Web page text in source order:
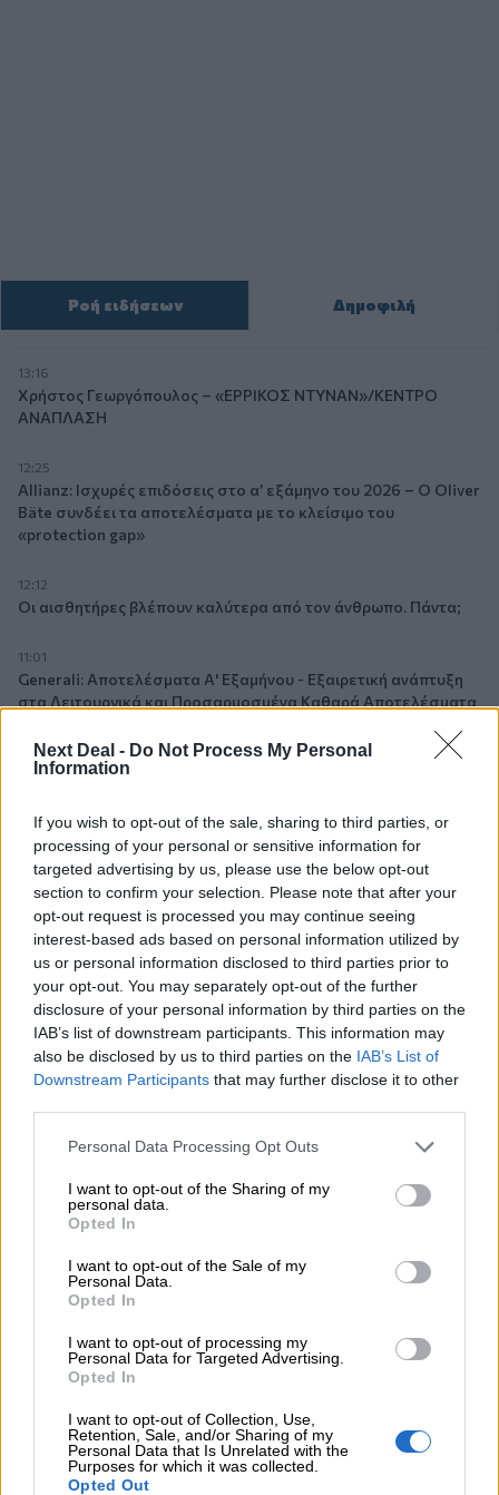
Next Deal - Do Not Process My Personal
Information
If you wish to opt-out of the sale, sharing to third parties, or
processing of your personal or sensitive information for
targeted advertising by us, please use the below opt-out
section to confirm your selection. Please note that after your
opt-out request is processed you may continue seeing
interest-based ads based on personal information utilized by
us or personal information disclosed to third parties prior to
your opt-out. You may separately opt-out of the further
disclosure of your personal information by third parties on the
IAB’s list of downstream participants. This information may
also be disclosed by us to third parties on the IAB’s List of
Downstream Participants that may further disclose it to other
Personal Data Processing Opt Outs
I want to opt-out of the Sharing of my
personal data.
Opted In
I want to opt-out of the Sale of my
Personal Data.
Opted In
I want to opt-out of processing my
Personal Data for Targeted Advertising.
Opted In
I want to opt-out of Collection, Use,
Retention, Sale, and/or Sharing of my
Personal Data that Is Unrelated with the
Purposes for which it was collected.
Opted Out
Ροή ειδήσεων Δημοφιλή
13:16
Χρήστος Γεωργόπουλος – «ΕΡΡΙΚΟΣ ΝΤΥΝΑΝ»/ΚΕΝΤΡΟ
ΑΝΑΠΛΑΣΗ
12:25
Allianz: Ισχυρές επιδόσεις στο α’ εξάμηνο του 2026 – Ο Oliver
Bäte συνδέει τα αποτελέσματα με το κλείσιμο του
«protection gap»
12:12
Οι αισθητήρες βλέπουν καλύτερα από τον άνθρωπο. Πάντα;
11:01
Generali: Αποτελέσματα Α' Εξαμήνου - Εξαιρετική ανάπτυξη
στα Λειτουργικά και Προσαρμοσμένα Καθαρά Αποτελέσματα
10:28
Συνταξιοδότησης: Νέο πεδίο ανάπτυξης για ασφαλιστικές και
ασφαλιστές
09:23
CrediaBank: Οικονομικά Αποτελέσματα A’ Εξαμήνου 2026 -
Υψηλοί ρυθμοί ανάπτυξης και νέα ρεκόρ επιδόσεων
08:45
Στόχος για νέα δάνεια 15 δισ. το 2026, η «ακτινογραφία» της
κερδοφορίας των τραπεζών, η δυναμική επιστροφή της
Metlen, μεγαλώνει ταχύτατα η CrediaBank
στο έργο του – Ποιος είναι ο Έλληνας χειρουργός Χρήστος
06.08.2026 - 14:55
Επιχειρηματικής Ανάπτυξης Ομίλου HHG
06.08.2026 - 13:30
Όταν η επόμενη μέρα είναι στάχτη, τι θα πει ο Ασφαλιστικός
Διαμεσολαβητής στον πελάτη κλάδου υγείας;
Kavita Patel - PhARMA Innovation Forum: Ένα στα πέντε
καινοτόμα φάρμακα φτάνει τελικά στην Ελλάδα